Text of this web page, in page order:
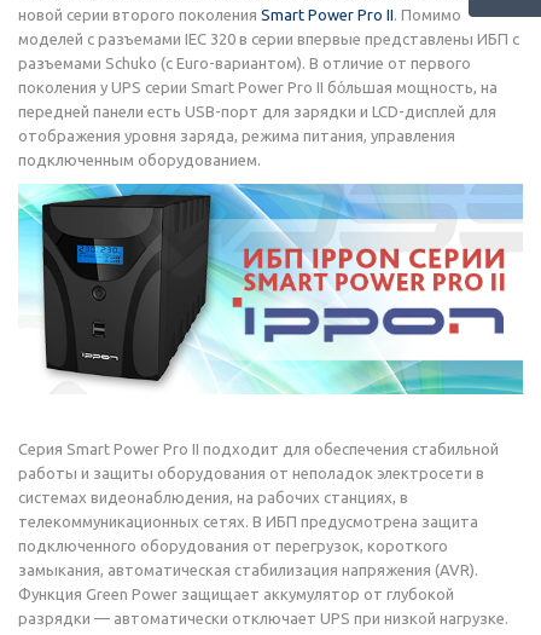
новой серии второго поколения Smart Power Pro II. Помимо
моделей с разъемами IEC 320 в серии впервые представлены ИБП с
разъемами Schuko (с Euro-вариантом). В отличие от первого
поколения у UPS серии Smart Power Pro II бо́льшая мощность, на
передней панели есть USB-порт для зарядки и LCD-дисплей для
отображения уровня заряда, режима питания, управления
подключенным оборудованием.
Серия Smart Power Pro II подходит для обеспечения стабильной
работы и защиты оборудования от неполадок электросети в
системах видеонаблюдения, на рабочих станциях, в
телекоммуникационных сетях. В ИБП предусмотрена защита
подключенного оборудования от перегрузок, короткого
замыкания, автоматическая стабилизация напряжения (AVR).
Функция Green Power защищает аккумулятор от глубокой
разрядки — автоматически отключает UPS при низкой нагрузке.